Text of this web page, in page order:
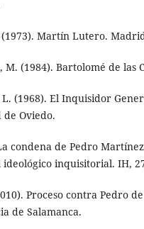
Martín Lutero.
(1984). Bartolomé de las
(1968). El Inquisidor
Oviedo.
condena de Pedro
inquisitorial. IH,
Proceso contra Pedro
de Salamanca.